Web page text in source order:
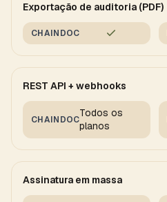
Exportação de auditoria (PDF)
CHAINDOC
REST API + webhooks
CHAINDOC
Todos os
planos
Assinatura em massa